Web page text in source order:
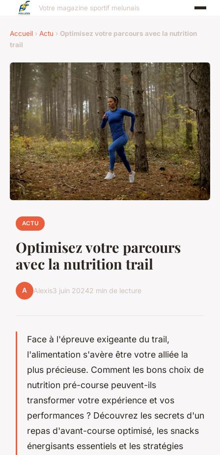
Votre magazine sportif melunais
Accueil › Actu › Optimisez votre parcours avec la nutrition
trail
ACTU
Optimisez votre parcours
avec la nutrition trail
A Alexis3 juin 20242 min de lecture
Face à l'épreuve exigeante du trail,
l'alimentation s'avère être votre alliée la
plus précieuse. Comment les bons choix de
nutrition pré-course peuvent-ils
transformer votre expérience et vos
performances ? Découvrez les secrets d'un
repas d'avant-course optimisé, les snacks
énergisants essentiels et les stratégies